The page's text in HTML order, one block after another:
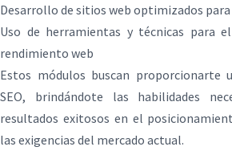
Desarrollo de sitios web optimizados para
Uso de herramientas y técnicas para
rendimiento web
Estos módulos buscan proporcionarte
SEO, brindándote las habilidades
resultados exitosos en el
las exigencias del mercado actual.